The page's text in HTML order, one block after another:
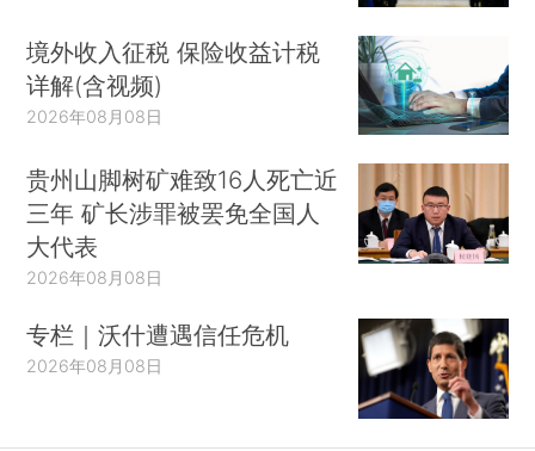
境外收入征税 保险收益计税
详解(含视频)
2026年08月08日
贵州山脚树矿难致16人死亡近
三年 矿长涉罪被罢免全国人
大代表
2026年08月08日
专栏｜沃什遭遇信任危机
2026年08月08日